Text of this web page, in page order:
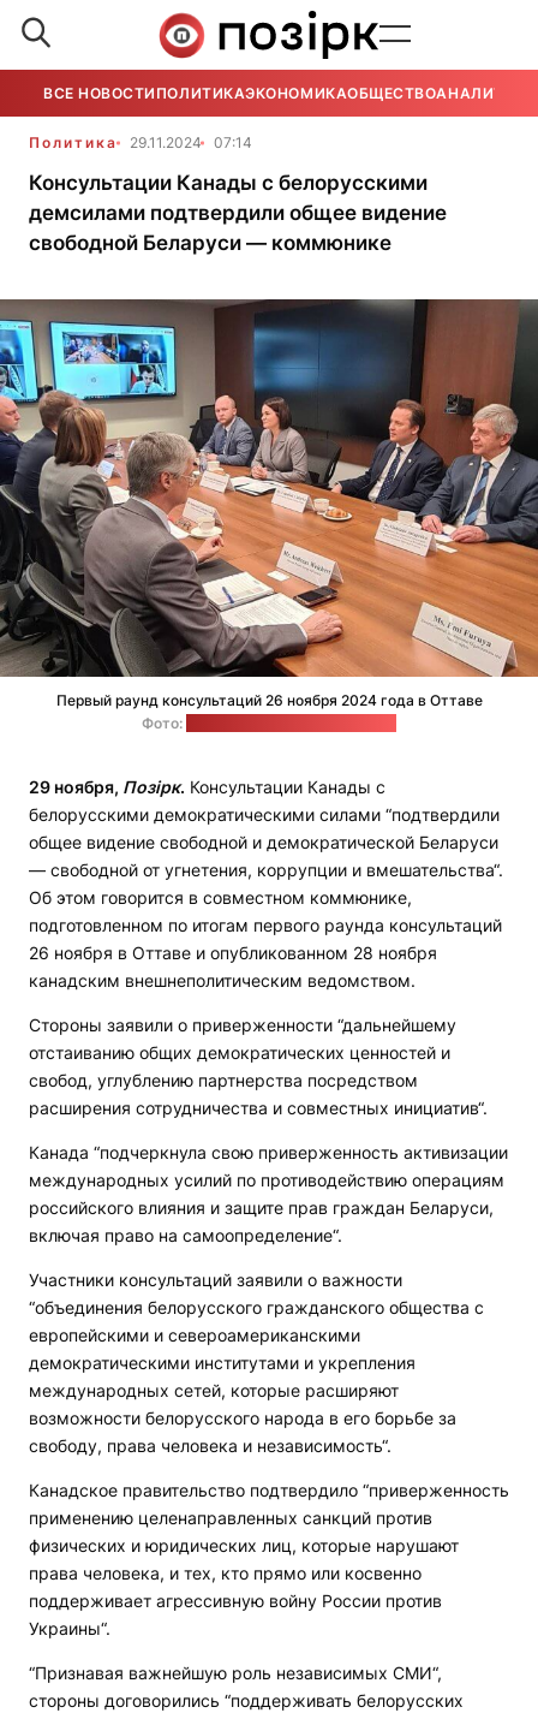
ВСЕ НОВОСТИ ПОЛИТИКАЭКОНОМИКАОБЩЕСТВОАНАЛИТИКА
Политика 29.11.2024 07:14
Консультации Канады с белорусскими
демсилами подтвердили общее видение
свободной Беларуси — коммюнике
Первый раунд консультаций 26 ноября 2024 года в Оттаве
Фото:
29 ноября, Позірк. Консультации Канады с
белорусскими демократическими силами “подтвердили
общее видение свободной и демократической Беларуси
— свободной от угнетения, коррупции и вмешательства“.
Об этом говорится в совместном коммюнике,
подготовленном по итогам первого раунда консультаций
26 ноября в Оттаве и опубликованном 28 ноября
канадским внешнеполитическим ведомством.
Стороны заявили о приверженности “дальнейшему
отстаиванию общих демократических ценностей и
свобод, углублению партнерства посредством
расширения сотрудничества и совместных инициатив“.
Канада “подчеркнула свою приверженность активизации
международных усилий по противодействию операциям
российского влияния и защите прав граждан Беларуси,
включая право на самоопределение“.
Участники консультаций заявили о важности
“объединения белорусского гражданского общества с
европейскими и североамериканскими
демократическими институтами и укрепления
международных сетей, которые расширяют
возможности белорусского народа в его борьбе за
свободу, права человека и независимость“.
Канадское правительство подтвердило “приверженность
применению целенаправленных санкций против
физических и юридических лиц, которые нарушают
права человека, и тех, кто прямо или косвенно
поддерживает агрессивную войну России против
Украины“.
“Признавая важнейшую роль независимых СМИ“,
стороны договорились “поддерживать белорусских